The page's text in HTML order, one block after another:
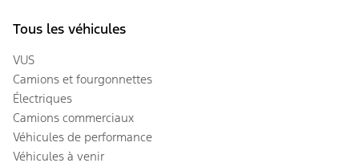
Tous les véhicules
VUS
Camions et fourgonnettes
Électriques
Camions commerciaux
Véhicules de performance
Véhicules à venir